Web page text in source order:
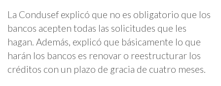
La Condusef explicó que no es obligatorio que los
bancos acepten todas las solicitudes que les
hagan. Además, explicó que básicamente lo que
harán los bancos es renovar o reestructurar los
créditos con un plazo de gracia de cuatro meses.